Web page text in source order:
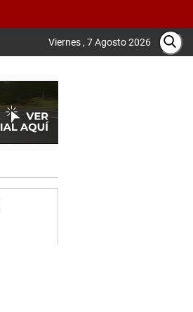
Viernes , 7 Agosto 2026